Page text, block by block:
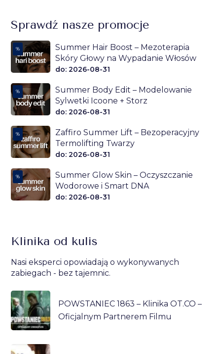
Sprawdź nasze promocje
%
Summer Hair Boost – Mezoterapia
Skóry Głowy na Wypadanie Włosów
do: 2026-08-31
%
Summer Body Edit – Modelowanie
Sylwetki Icoone + Storz
do: 2026-08-31
%
Zaffiro Summer Lift – Bezoperacyjny
Termolifting Twarzy
do: 2026-08-31
%
Summer Glow Skin – Oczyszczanie
Wodorowe i Smart DNA
do: 2026-08-31
Klinika od kulis
Nasi eksperci opowiadają o wykonywanych
zabiegach - bez tajemnic.
POWSTANIEC 1863 – Klinika OT.CO –
Oficjalnym Partnerem Filmu